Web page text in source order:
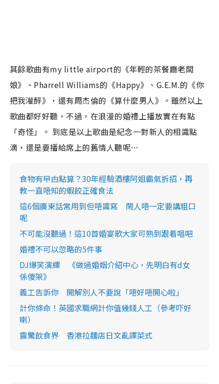
其餘歌曲有my little airport的《年輕的茶餐廳老闆
娘》、Pharrell Williams的《Happy》、G.E.M.的《你
把我灌醉》，還有周杰倫的《算什麼男人》。雖然以上
歌曲都好好聽，不過，在浪漫的婚禮上播放實在有點
「奇怪」。 到底是以上歌曲是紀念一對新人的相識點
滴，還是要播給席上的舊情人聽呢…
食物有曱甴點算？30年經驗酒樓阿姐霸氣拆招，再
教一直唔知的蝦餃正確食法
這6個廣東話常用到但唔識寫 鬧人唔一定要講粗口
呢
不可能沒聽過！這10首婚宴歌大家可熟到跟着唱吧
婚禮不可以忽略的5件事
DJ爆笑演繹 《做過婚姻介紹中心，先明白有d女
係傻架》
義工告訴你 開解別人不要說「唔好唔開心啦」
計你條命！英國求職網計你值幾錢人工（參考吓好
喇）
震驚飲食界 香港拉麵店日文亂譯菜式